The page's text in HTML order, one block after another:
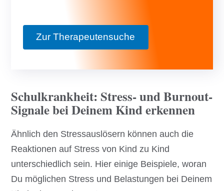
Zur Therapeutensuche
Schulkrankheit: Stress- und Burnout-
Signale bei Deinem Kind erkennen
Ähnlich den Stressauslösern können auch die
Reaktionen auf Stress von Kind zu Kind
unterschiedlich sein. Hier einige Beispiele, woran
Du möglichen Stress und Belastungen bei Deinem